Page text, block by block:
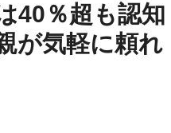
40％超も認知
が気軽に頼れ